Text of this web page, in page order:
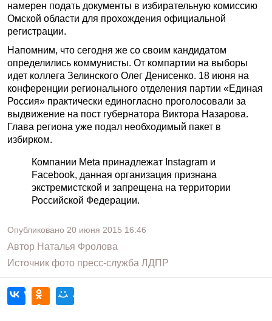
намерен подать документы в избирательную комиссию
Омской области для прохождения официальной
регистрации.
Напомним, что сегодня же со своим кандидатом
определились коммунисты. От компартии на выборы
идет коллега Зелинского Олег Денисенко. 18 июня на
конференции регионального отделения партии «Единая
Россия» практически единогласно проголосовали за
выдвижение на пост губернатора Виктора Назарова.
Глава региона уже подал необходимый пакет в
избирком.
Компании Meta принадлежат Instagram и
Facebook, данная организация признана
экстремистской и запрещена на территории
Российской Федерации.
Опубликовано 20 июня 2015 16:46
Автор Наталья Фролова
Источник фото пресс-служба ЛДПР